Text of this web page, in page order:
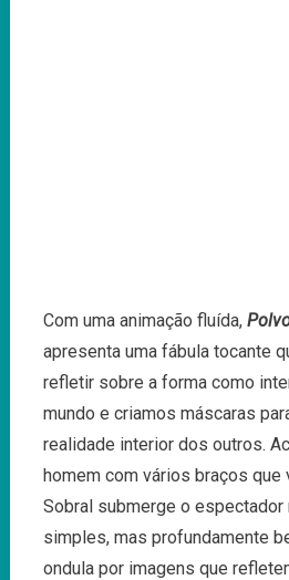
Com uma animação fluída,
apresenta uma fábula tocante
refletir sobre a forma como
mundo e criamos máscaras
realidade interior dos outros.
homem com vários braços que
Sobral submerge o espectador
simples, mas profundamente
ondula por imagens que